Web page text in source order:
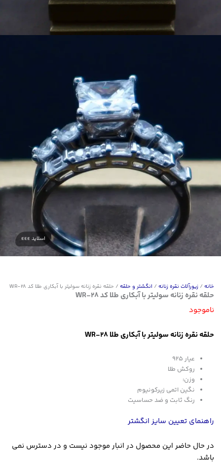
خانه / زیورآلات نقره زنانه / انگشتر و حلقه / حلقه نقره زنانه سولیتر با آبکاری طلا کد WR-28
حلقه نقره زنانه سولیتر با آبکاری طلا کد WR-28
ناموجود
حلقه نقره زنانه سولیتر با آبکاری طلا WR-28
عیار 925
روکش طلا
وزن:
نگین اتمی زیرکونیوم
رنگ ثابت و ضد حساسیت
راهنمای تعیین سایز انگشتر
در حال حاضر این محصول در انبار موجود نیست و در دسترس نمی
باشد.